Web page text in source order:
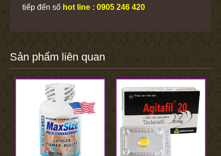
tiếp đến số hot line : 0905 246 420
Sản phẩm liên quan